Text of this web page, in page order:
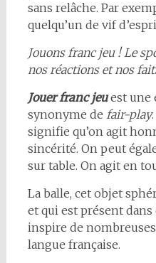
sans relâche. Par
quelqu’un de vif
Jouons franc jeu ! Le
nos réactions et nos
Jouer franc jeuest une
synonyme de fair-play
signifie qu’on agit
sincérité. On peut
sur table. On agit en
La balle, cet objet
et qui est présent
inspire de
langue française.